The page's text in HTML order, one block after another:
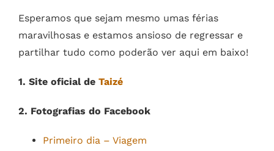
Esperamos que sejam mesmo umas férias
maravilhosas e estamos ansioso de regressar e
partilhar tudo como poderão ver aqui em baixo!
1. Site oficial de Taizé
2. Fotografias do Facebook
Primeiro dia – Viagem